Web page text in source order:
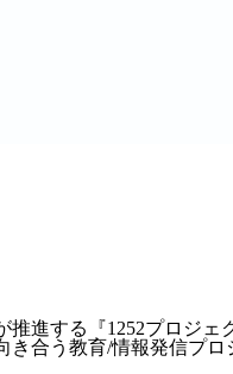
推進する『1252プロジ
合う教育/情報発信プロ